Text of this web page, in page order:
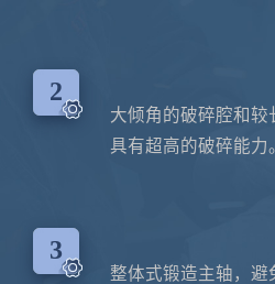
2
大倾角的破碎腔和
具有超高的破碎能力
3
整体式锻造主轴，避